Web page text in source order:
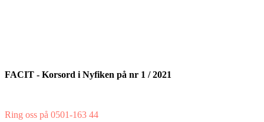
FACIT - Korsord i Nyfiken på nr 1 / 2021
Ring oss på 0501-163 44